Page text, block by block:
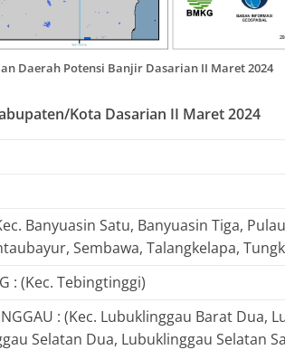
Daerah Potensi Banjir Dasarian II Maret 2024
Kota Dasarian II Maret 2024
Banyuasin Satu, Banyuasin Tiga,
Sembawa, Talangkelapa,
: (Kec. Tebingtinggi)
: (Kec. Lubuklinggau Barat Dua,
Selatan Dua, Lubuklinggau Selatan